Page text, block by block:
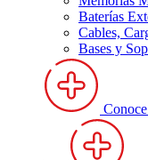
Baterías
Cables,
Bases y